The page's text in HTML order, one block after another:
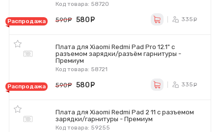
Код товара: 58720
Распродажа 590 руб.
580 335
Плата для Xiaomi Redmi Pad Pro 12.1" с
разъемом зарядки/разъём гарнитуры -
Премиум
Код товара: 58721
Распродажа 590 руб.
580 335
Плата для Xiaomi Redmi Pad 2 11 с разъемом
зарядки/гарнитуры - Премиум
Код товара: 59255